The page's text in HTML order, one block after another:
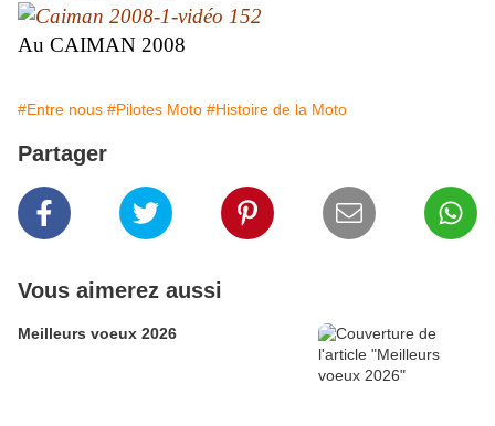
Au CAIMAN 2008
#Entre nous #Pilotes Moto #Histoire de la Moto
Partager
Vous aimerez aussi
Meilleurs voeux 2026